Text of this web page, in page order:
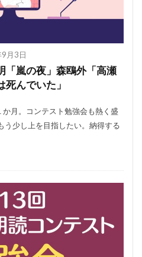
月3日
「嵐の夜」森鴎外「高瀬
んでいた」
月。コンテスト勉強会も熱く盛
う少し上を目指したい。納得する